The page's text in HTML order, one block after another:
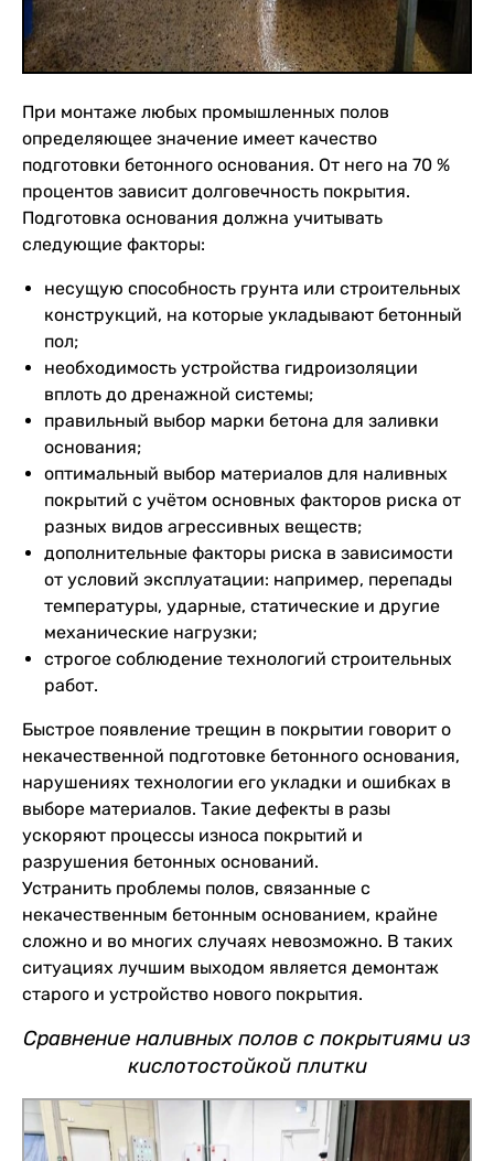
При монтаже любых промышленных полов
определяющее значение имеет качество
подготовки бетонного основания. От него на 70 %
процентов зависит долговечность покрытия.
Подготовка основания должна учитывать
следующие факторы:
несущую способность грунта или строительных
конструкций, на которые укладывают бетонный
пол;
необходимость устройства гидроизоляции
вплоть до дренажной системы;
правильный выбор марки бетона для заливки
основания;
оптимальный выбор материалов для наливных
покрытий с учётом основных факторов риска от
разных видов агрессивных веществ;
дополнительные факторы риска в зависимости
от условий эксплуатации: например, перепады
температуры, ударные, статические и другие
механические нагрузки;
строгое соблюдение технологий строительных
работ.
Быстрое появление трещин в покрытии говорит о
некачественной подготовке бетонного основания,
нарушениях технологии его укладки и ошибках в
выборе материалов. Такие дефекты в разы
ускоряют процессы износа покрытий и
разрушения бетонных оснований.
Устранить проблемы полов, связанные с
некачественным бетонным основанием, крайне
сложно и во многих случаях невозможно. В таких
ситуациях лучшим выходом является демонтаж
старого и устройство нового покрытия.
Сравнение наливных полов с покрытиями из
кислотостойкой плитки